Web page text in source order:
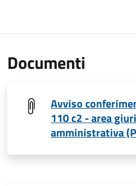
Documenti
Avviso
110 c2 - area
amministrativa